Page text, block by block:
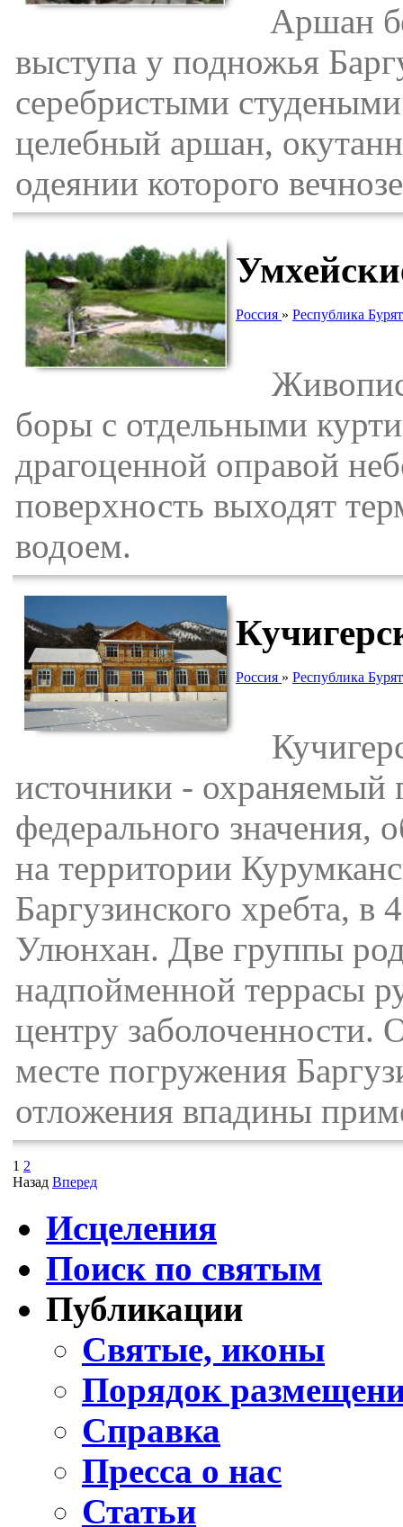
Аршан
выступа у подножья
серебристыми
целебный аршан,
одеянии которого
Россия » Республика
боры с отдельными
драгоценной оправой
поверхность выходят
водоем.
Россия » Республика
источники - охраняемый
федерального
на территории
Баргузинского хребта, в
Улюнхан. Две группы
надпойменной террасы
центру заболоченности.
месте погружения
отложения впадины
1 2
Назад Вперед
Исцеления
Поиск по святым
Публикации
Святые, иконы
Порядок
Справка
Пресса о нас
Статьи